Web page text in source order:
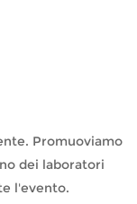
Promuoviamo
dei laboratori
l'evento.